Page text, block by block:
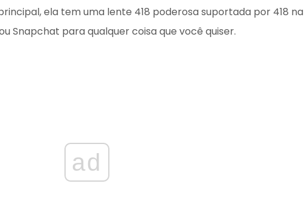
ela tem uma lente 418 poderosa suportada por 418 na
Snapchat para qualquer coisa que você quiser.
ad